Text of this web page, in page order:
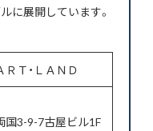
に展開しています。
Ｔ・ＬＡＮＤ
国3-9-7古屋ビル1F